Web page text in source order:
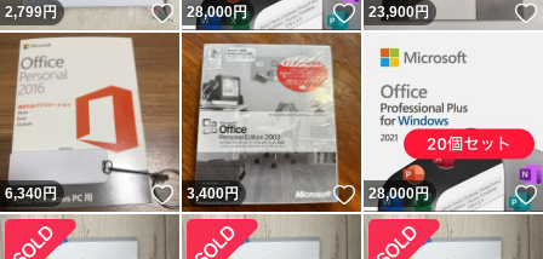
2,799円 いいね！
28,000円 いいね！
23,900円
6,340円 いいね！
3,400円 いいね！
28,000円